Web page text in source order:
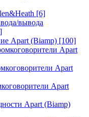
[6]
вывода
Apart (Biamp) [100]
Apart
Apart
Apart
Apart (Biamp)